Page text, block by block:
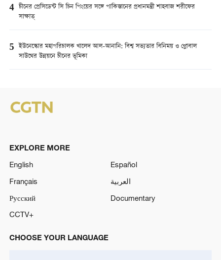
4 চীনের প্রেসিডেন্ট সি চিন পিংয়ের সঙ্গে পাকিস্তানের প্রধানমন্ত্রী শাহবাজ শরীফের
সাক্ষাত্
5 ইউনেস্কোর মহাপরিচালক খালেদ আল-আনানি: বিশ্ব সভ্যতার বিনিময় ও গ্লোবাল
সাউথের উন্নয়নে চীনের ভূমিকা
EXPLORE MORE
English
Español
Français
العربية
Русский
Documentary
CCTV+
CHOOSE YOUR LANGUAGE